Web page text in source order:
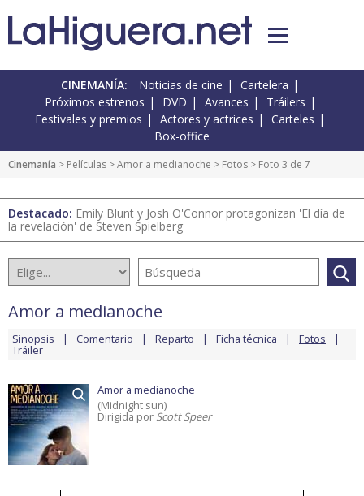
CINEMANÍA: Noticias de cine
Cartelera
Próximos estrenos
DVD Avances
Tráilers
Festivales y premios
Actores y actrices
Carteles
Box-office
Cinemanía > Películas >Amor a medianoche > Fotos > Foto 3 de 7
Destacado: Emily Blunt y Josh O'Connor protagonizan 'El día de
la revelación' de Steven Spielberg
Amor a medianoche
Sinopsis Comentario Reparto Ficha técnica Fotos
Tráiler
Amor a medianoche
(Midnight sun)
Dirigida por Scott Speer